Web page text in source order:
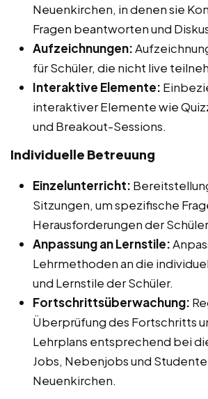
Neuenkirchen, in denen sie
Fragen beantworten und
Aufzeichnungen:
für Schüler, die nicht live
Interaktive Elemente:
interaktiver Elemente wie
und Breakout-Sessions.
Individuelle Betreuung
Einzelunterricht:
Sitzungen, um spezifische
Herausforderungen der
Anpassung an Lernstile:
Lehrmethoden an die
und Lernstile der Schüler.
Fortschrittsüberwachung:
Überprüfung des Fortschritts
Lehrplans entsprechend bei
Jobs, Nebenjobs und
Neuenkirchen.